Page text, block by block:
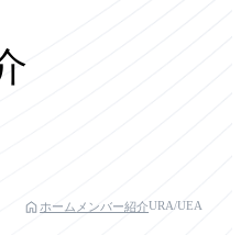
ホーム メンバー紹介URA/UEA